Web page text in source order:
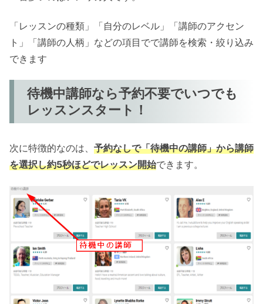
「レッスンの種類」「自分のレベル」「講師のアクセン
ト」「講師の人柄」などの項目でで講師を検索・絞り込み
できます
待機中講師なら予約不要でいつでも
レッスンスタート！
次に特徴的なのは、 予約なしで「待機中の講師」から講師
を選択し約5秒ほどでレッスン開始できます。